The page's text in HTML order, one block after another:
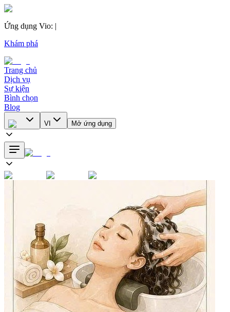
Ứng dụng Vio: |
Khám phá
Trang chủ
Dịch vụ
Sự kiện
Bình chọn
Blog
VI Mở ứng dụng